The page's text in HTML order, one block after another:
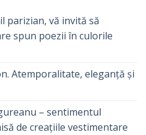
parizian, vă invită să
spun poezii în culorile
Atemporalitate, eleganță și
– sentimentul
de creațiile vestimentare